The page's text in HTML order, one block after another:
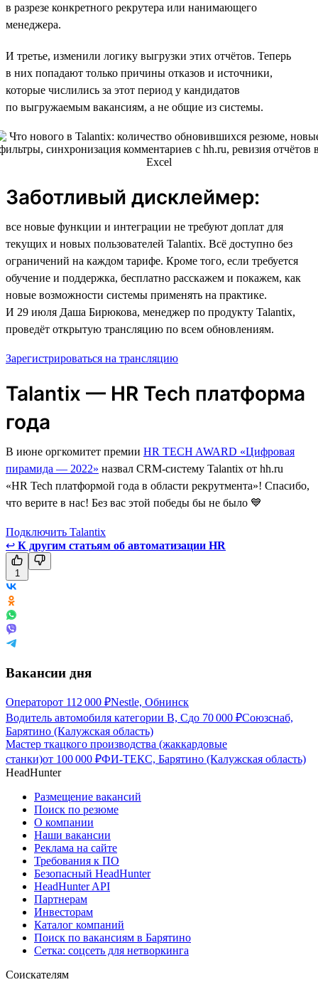
в разрезе конкретного рекрутера или нанимающего
менеджера.
И третье, изменили логику выгрузки этих отчётов. Теперь
в них попадают только причины отказов и источники,
которые числились за этот период у кандидатов
по выгружаемым вакансиям, а не общие из системы.
Заботливый дисклеймер:
все новые функции и интеграции не требуют доплат для
текущих и новых пользователей Talantix. Всё доступно без
ограничений на каждом тарифе. Кроме того, если требуется
обучение и поддержка, бесплатно расскажем и покажем, как
новые возможности системы применять на практике.
И 29 июля Даша Бирюкова, менеджер по продукту Talantix,
проведёт открытую трансляцию по всем обновлениям.
Зарегистрироваться на трансляцию
Talantix — HR Tech платформа
года
В июне оргкомитет премии HR TECH AWARD «Цифровая
пирамида — 2022» назвал CRM-систему Talantix от hh.ru
«HR Tech платформой года в области рекрутмента»! Спасибо,
что верите в нас! Без вас этой победы бы не было 💙
Подключить Talantix
↩ К другим статьям об автоматизации HR
1
Вакансии дня
Операторот 112 000 ₽Nestle, Обнинск
Водитель автомобиля категории В, Сдо 70 000 ₽Союзснаб,
Барятино (Калужская область)
Мастер ткацкого производства (жаккардовые
станки)от 100 000 ₽ФИ-ТЕКС, Барятино (Калужская область)
HeadHunter
Размещение вакансий
Поиск по резюме
О компании
Наши вакансии
Реклама на сайте
Требования к ПО
Безопасный HeadHunter
HeadHunter API
Партнерам
Инвесторам
Каталог компаний
Поиск по вакансиям в Барятино
Сетка: соцсеть для нетворкинга
Соискателям